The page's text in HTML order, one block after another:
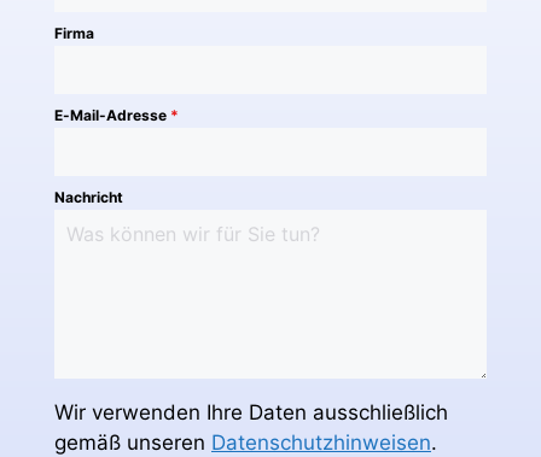
Firma
E-Mail-Adresse *
Nachricht
Wir verwenden Ihre Daten ausschließlich
gemäß unseren Datenschutzhinweisen.